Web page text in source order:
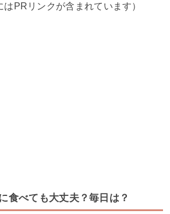
はPRリンクが含まれています）
食べても大丈夫？毎日は？